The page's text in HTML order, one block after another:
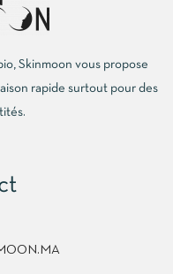
Skinmoon vous propose
rapide surtout pour des